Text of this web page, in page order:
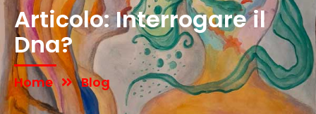
Articolo: Interrogare il
Dna?
Home Blog